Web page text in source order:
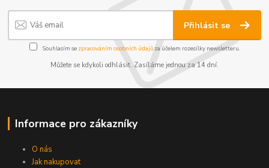
Přihlásit se
Souhlasím se zpracováním osobních údajůza účelem rozesílky newsletteru.
Můžete se kdykoli odhlásit. Zasíláme jednou za 14 dní.
Informace pro zákazníky
O nás
Jak nakupovat